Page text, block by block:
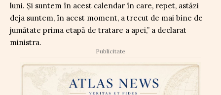
luni. Și suntem în acest calendar în care, repet, astăzi
deja suntem, în acest moment, a trecut de mai bine de
jumătate prima etapă de tratare a apei,” a declarat
ministra.
Publicitate